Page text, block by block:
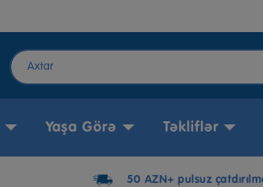
Yaşa Görə Təkliflər
50 AZN+ pulsuz